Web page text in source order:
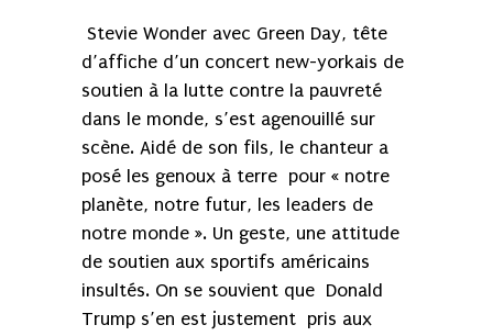
Stevie Wonder avec Green Day, tête
d’affiche d’un concert new-yorkais de
soutien à la lutte contre la pauvreté
dans le monde, s’est agenouillé sur
scène. Aidé de son fils, le chanteur a
posé les genoux à terre pour « notre
planète, notre futur, les leaders de
notre monde ». Un geste, une attitude
de soutien aux sportifs américains
insultés. On se souvient que Donald
Trump s’en est justement pris aux